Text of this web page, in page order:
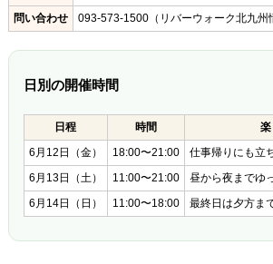
問い合わせ
093-573-1500（リバーウォーク北九州
日別の開催時間
日程 時間
6月12日（金）
18:00〜21:00
仕事帰りにも立
6月13日（土）
11:00〜21:00
昼から夜までゆ
6月14日（日）
11:00〜18:00 最終日は夕方ま